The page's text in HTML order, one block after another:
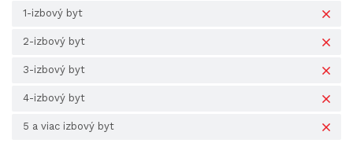
1-izbový byt
2-izbový byt
3-izbový byt
4-izbový byt
5 a viac izbový byt